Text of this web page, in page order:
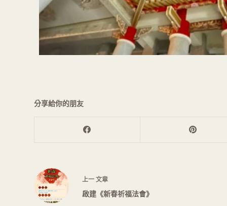
分享給你的朋友
上一文章
啟建《新春祈福法會》